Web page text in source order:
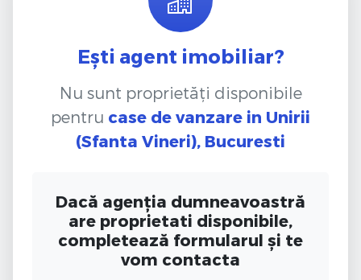
Ești agent imobiliar?
Nu sunt proprietăți disponibile
pentru case de vanzare in Unirii
(Sfanta Vineri), Bucuresti
Dacă agenția dumneavoastră
are proprietati disponibile,
completează formularul și te
vom contacta